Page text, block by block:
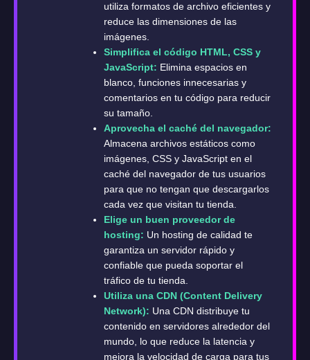
utiliza formatos de archivo eficientes y
reduce las dimensiones de las
imágenes.
Simplifica el código HTML, CSS y
JavaScript: Elimina espacios en
blanco, funciones innecesarias y
comentarios en tu código para reducir
su tamaño.
Aprovecha el caché del navegador:
Almacena archivos estáticos como
imágenes, CSS y JavaScript en el
caché del navegador de tus usuarios
para que no tengan que descargarlos
cada vez que visitan tu tienda.
Elige un buen proveedor de
hosting: Un hosting de calidad te
garantiza un servidor rápido y
confiable que pueda soportar el
tráfico de tu tienda.
Utiliza una CDN (Content Delivery
Network): Una CDN distribuye tu
contenido en servidores alrededor del
mundo, lo que reduce la latencia y
mejora la velocidad de carga para tus